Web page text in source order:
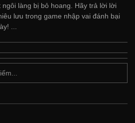
ngôi làng bị bỏ hoang. Hãy trả lời lời
lưu trong game nhập vai đánh bại
...